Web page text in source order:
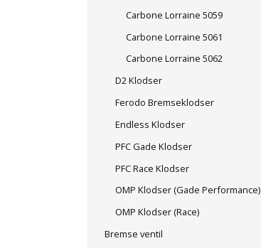
Carbone Lorraine 5059
Carbone Lorraine 5061
Carbone Lorraine 5062
D2 Klodser
Ferodo Bremseklodser
Endless Klodser
PFC Gade Klodser
PFC Race Klodser
OMP Klodser (Gade Performance)
OMP Klodser (Race)
Bremse ventil